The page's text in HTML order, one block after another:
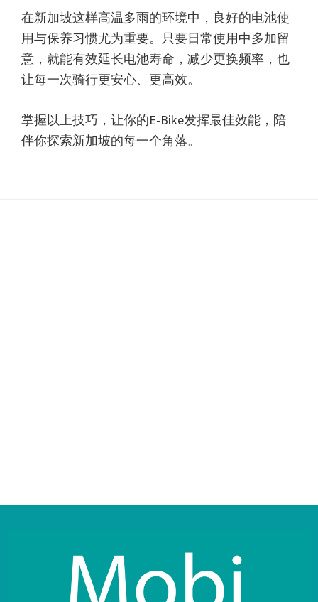
在新加坡这样高温多雨的环境中，良好的电池使
用与保养习惯尤为重要。只要日常使用中多加留
意，就能有效延长电池寿命，减少更换频率，也
让每一次骑行更安心、更高效。
掌握以上技巧，让你的E-Bike发挥最佳效能，陪
伴你探索新加坡的每一个角落。